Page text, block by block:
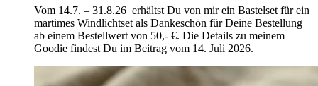
Vom 14.7. – 31.8.26 erhältst Du von mir ein Bastelset für ein
martimes Windlichtset als Dankeschön für Deine Bestellung
ab einem Bestellwert von 50,- €. Die Details zu meinem
Goodie findest Du im Beitrag vom 14. Juli 2026.